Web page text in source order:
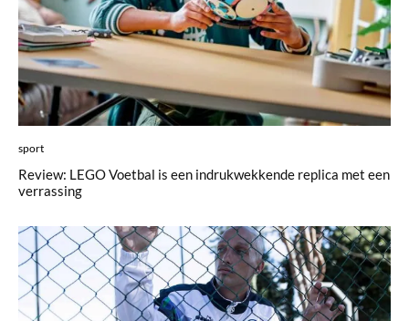
sport
Review: LEGO Voetbal is een indrukwekkende replica met een
verrassing